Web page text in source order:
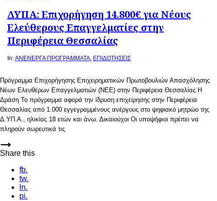
ΔΥΠΑ: Επιχορήγηση 14.800€ για Νέους
Ελεύθερους Επαγγελματίες στην
Περιφέρεια Θεσσαλίας
In: ΑΝΕΝΕΡΓΑ ΠΡΟΓΡΑΜΜΑΤΑ, ΕΠΙΔΟΤΗΣΕΙΣ
Πρόγραμμα Επιχορήγησης Επιχειρηματικών Πρωτοβουλιών Απασχόλησης
Νέων Ελευθέρων Επαγγελματιών (ΝΕΕ) στην Περιφέρεια Θεσσαλίας Η
Δράση Το πρόγραμμα αφορά την ίδρυση επιχείρησης στην Περιφέρεια
Θεσσαλίας από 1.000 εγγεγραμμένους ανέργους στο ψηφιακό μητρώο της
Δ.ΥΠ.Α., ηλικίας 18 ετών και άνω. Δικαιούχοι Οι υποψήφιοι πρέπει να
πληρούν σωρευτικά τις
Share this
fb.
tw.
ln.
pi.